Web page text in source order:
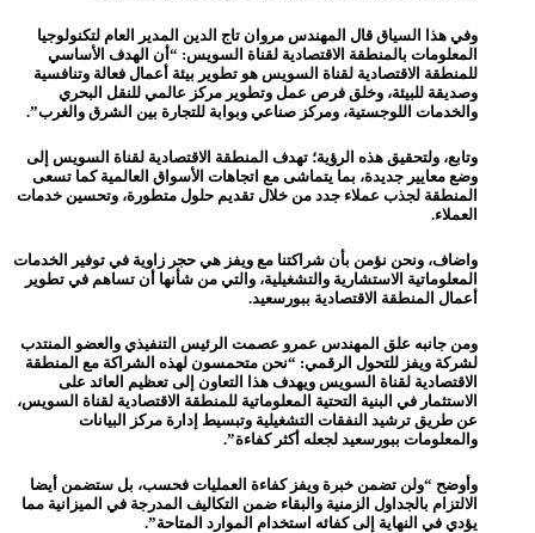
وفي هذا السياق قال المهندس مروان تاج الدين المدير العام لتكنولوجيا
المعلومات بالمنطقة الاقتصادية لقناة السويس: “أن الهدف الأساسي
للمنطقة الاقتصادية لقناة السويس هو تطوير بيئة أعمال فعالة وتنافسية
وصديقة للبيئة، وخلق فرص عمل وتطوير مركز عالمي للنقل البحري
والخدمات اللوجستية، ومركز صناعي وبوابة للتجارة بين الشرق والغرب”.
وتابع، ولتحقيق هذه الرؤية؛ تهدف المنطقة الاقتصادية لقناة السويس إلى
وضع معايير جديدة، بما يتماشى مع اتجاهات الأسواق العالمية كما تسعى
المنطقة لجذب عملاء جدد من خلال تقديم حلول متطورة، وتحسين خدمات
العملاء.
واضاف، ونحن نؤمن بأن شراكتنا مع ويفز هي حجر زاوية في توفير الخدمات
المعلوماتية الاستشارية والتشغيلية، والتي من شأنها أن تساهم في تطوير
أعمال المنطقة الاقتصادية ببورسعيد.
ومن جانبه علق المهندس عمرو عصمت الرئيس التنفيذي والعضو المنتدب
لشركة ويفز للتحول الرقمي: “نحن متحمسون لهذه الشراكة مع المنطقة
الاقتصادية لقناة السويس ويهدف هذا التعاون إلى تعظيم العائد على
الاستثمار في البنية التحتية المعلوماتية للمنطقة الاقتصادية لقناة السويس،
عن طريق ترشيد النفقات التشغيلية وتبسيط إدارة مركز البيانات
والمعلومات ببورسعيد لجعله أكثر كفاءة”.
وأوضح “ولن تضمن خبرة ويفز كفاءة العمليات فحسب، بل ستضمن أيضا
الالتزام بالجداول الزمنية والبقاء ضمن التكاليف المدرجة في الميزانية مما
يؤدي في النهاية إلى كفائه استخدام الموارد المتاحة”.